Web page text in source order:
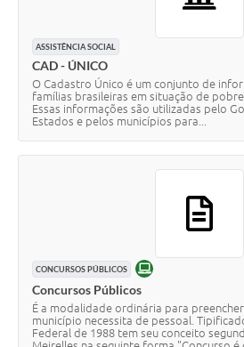
ASSISTÊNCIA SOCIAL
CAD - ÚNICO
O Cadastro Único é um conjunto de
famílias brasileiras em situação de
Essas informações são utilizadas pelo
Estados e pelos municípios para...
CONCURSOS PÚBLICOS ONLINE
Concursos Públicos
É a modalidade ordinária para
município necessita de pessoal.
Federal de 1988 tem seu conceito